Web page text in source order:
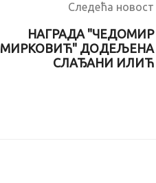
Следећа новост
НАГРАДА "ЧЕДОМИР
МИРКОВИЋ" ДОДЕЉЕНА
СЛАЂАНИ ИЛИЋ